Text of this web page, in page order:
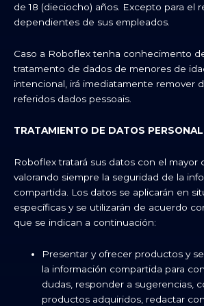
de 18 (dieciocho) años. Excepto para el
dependientes de sus empleados.
Caso a Roboflex tenha conhecimento
tratamento de dados de menores de
intencional, irá imediatamente remover
referidos dados pessoais.
TRATAMIENTO DE DATOS
Roboflex tratará sus datos con el mayor
valorando siempre la seguridad de la
compartida. Los datos se aplicarán en
específicas y se utilizarán de acuerdo
que se indican a continuación:
Presentar y ofrecer productos y
la información compartida para
dudas, responder a sugerencias,
productos adquiridos, redactar